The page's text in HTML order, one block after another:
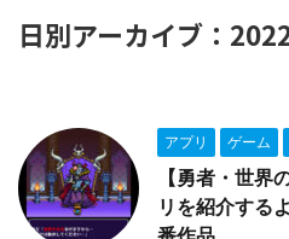
日別アーカイブ：
アプリ ゲーム
【勇者・世界
リを紹介する